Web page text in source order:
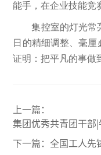
能手，在企业技能竞
集控室的灯光常
日的精细调整、毫
证明：把平凡的事做
上一篇：
集团优秀共青团干
下一篇：全国工人先